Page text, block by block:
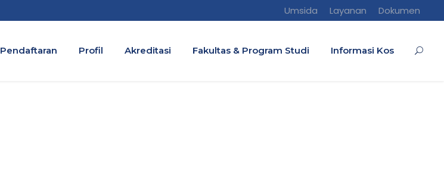
Umsida Layanan Dokumen
Pendaftaran Profil Akreditasi Fakultas & Program Studi Informasi Kos